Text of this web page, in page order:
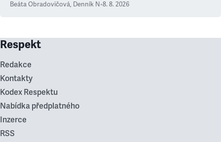
Beáta Obradovičová, Denník N•8. 8. 2026
Respekt
Redakce
Kontakty
Kodex Respektu
Nabídka předplatného
Inzerce
RSS